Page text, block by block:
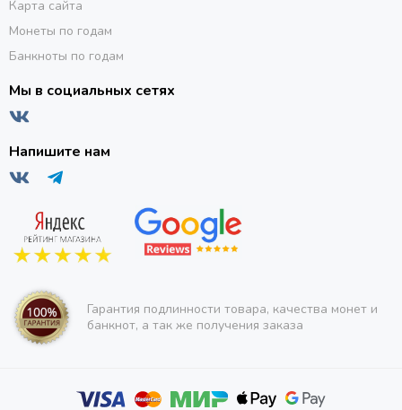
Карта сайта
Монеты по годам
Банкноты по годам
Мы в социальных сетях
Напишите нам
Гарантия подлинности товара, качества монет и
банкнот, а так же получения заказа